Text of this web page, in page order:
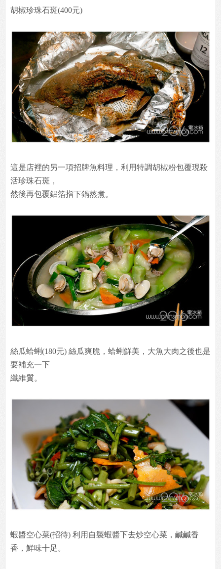
胡椒珍珠石斑(400元)
這是店裡的另一項招牌魚料理，利用特調胡椒粉包覆現殺
活珍珠石斑，
然後再包覆鋁箔指下鍋蒸煮。
絲瓜蛤蜊(180元) 絲瓜爽脆，蛤蜊鮮美，大魚大肉之後也是
要補充一下
纖維質。
蝦醬空心菜(招待) 利用自製蝦醬下去炒空心菜，鹹鹹香
香，鮮味十足。